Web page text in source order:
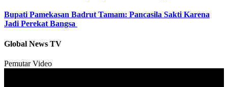
Bupati Pamekasan Badrut Tamam: Pancasila Sakti Karena
Jadi Perekat Bangsa
Global News TV
Pemutar Video